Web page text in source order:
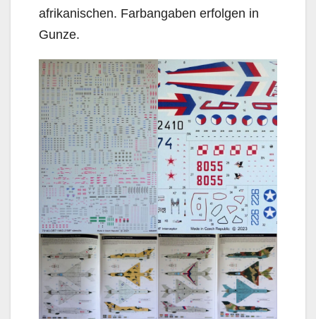
afrikanischen. Farbangaben erfolgen in
Gunze.